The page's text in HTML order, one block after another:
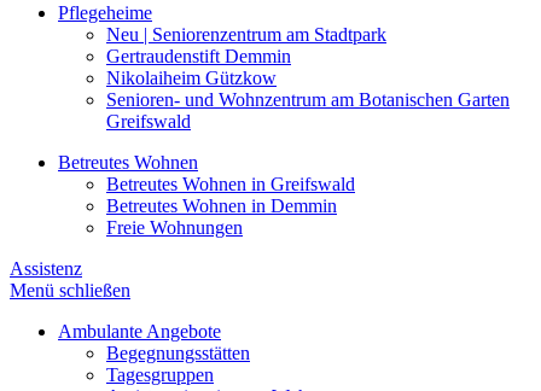
Pflegeheime
Neu | Seniorenzentrum am Stadtpark
Gertraudenstift Demmin
Nikolaiheim Gützkow
Senioren- und Wohnzentrum am Botanischen Garten
Greifswald
Betreutes Wohnen
Betreutes Wohnen in Greifswald
Betreutes Wohnen in Demmin
Freie Wohnungen
Assistenz
Menü schließen
Ambulante Angebote
Begegnungsstätten
Tagesgruppen